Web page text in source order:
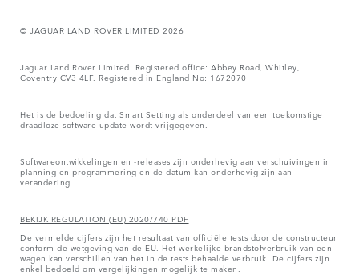
© JAGUAR LAND ROVER LIMITED 2026
Jaguar Land Rover Limited: Registered office: Abbey Road, Whitley,
Coventry CV3 4LF. Registered in England No: 1672070
Het is de bedoeling dat Smart Setting als onderdeel van een toekomstige
draadloze software-update wordt vrijgegeven.
Softwareontwikkelingen en -releases zijn onderhevig aan verschuivingen in
planning en programmering en de datum kan onderhevig zijn aan
verandering.
BEKIJK REGULATION (EU) 2020/740 PDF
De vermelde cijfers zijn het resultaat van officiële tests door de constructeur
conform de wetgeving van de EU. Het werkelijke brandstofverbruik van een
wagen kan verschillen van het in de tests behaalde verbruik. De cijfers zijn
enkel bedoeld om vergelijkingen mogelijk te maken.